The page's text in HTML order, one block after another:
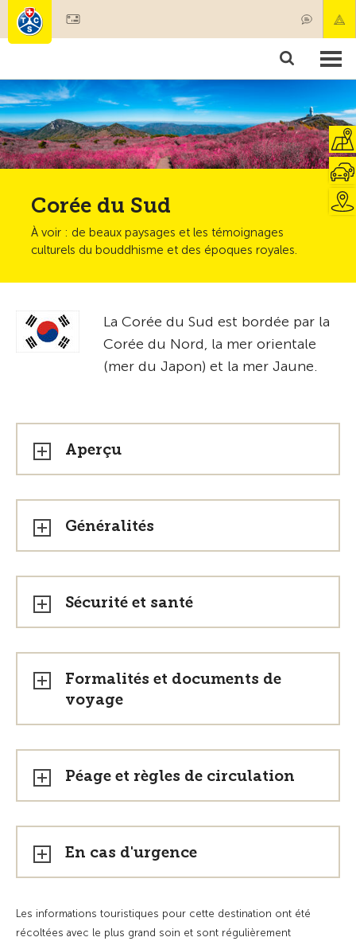
Membres & prestations
Tests, sécurité & santé
Corée du Sud
À voir : de beaux paysages et les témoignages
culturels du bouddhisme et des époques royales.
La Corée du Sud est bordée par la
Corée du Nord, la mer orientale
(mer du Japon) et la mer Jaune.
Aperçu
Généralités
Sécurité et santé
Formalités et documents de
voyage
Péage et règles de circulation
En cas d'urgence
Les informations touristiques pour cette destination ont été
récoltées avec le plus grand soin et sont régulièrement